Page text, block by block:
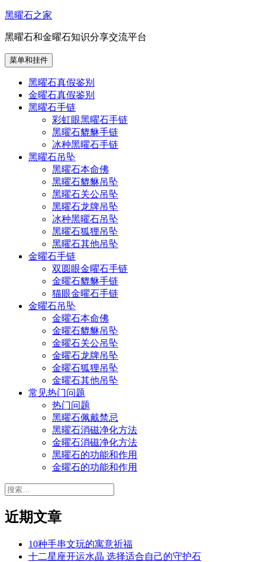
跳
内
容
黑曜石之家
黑曜石和金曜石知识分享交流平台
菜单和挂件
黑曜石真假鉴别
金曜石真假鉴别
黑曜石手链
彩虹眼黑曜石手链
黑曜石貔貅手链
冰种黑曜石手链
黑曜石吊坠
黑曜石本命佛
黑曜石貔貅吊坠
黑曜石关公吊坠
黑曜石龙牌吊坠
冰种黑曜石吊坠
黑曜石狐狸吊坠
黑曜石其他吊坠
金曜石手链
双圆眼金曜石手链
金曜石貔貅手链
猫眼金曜石手链
金曜石吊坠
金曜石本命佛
金曜石貔貅吊坠
金曜石关公吊坠
金曜石龙牌吊坠
金曜石狐狸吊坠
金曜石其他吊坠
常见热门问题
热门问题
黑曜石佩戴禁忌
黑曜石消磁净化方法
金曜石消磁净化方法
黑曜石的功能和作用
金曜石的功能和作用
搜
近期文章
10种手串文玩的寓意祈福
十二星座开运水晶 选择适合自己的守护石